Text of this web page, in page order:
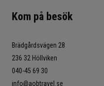
Kom på besök
Brädgårdsvägen 28
236 32 Höllviken
040-45 69 30
info@aobtravel.se